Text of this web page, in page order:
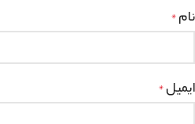
نام*
ایمیل*